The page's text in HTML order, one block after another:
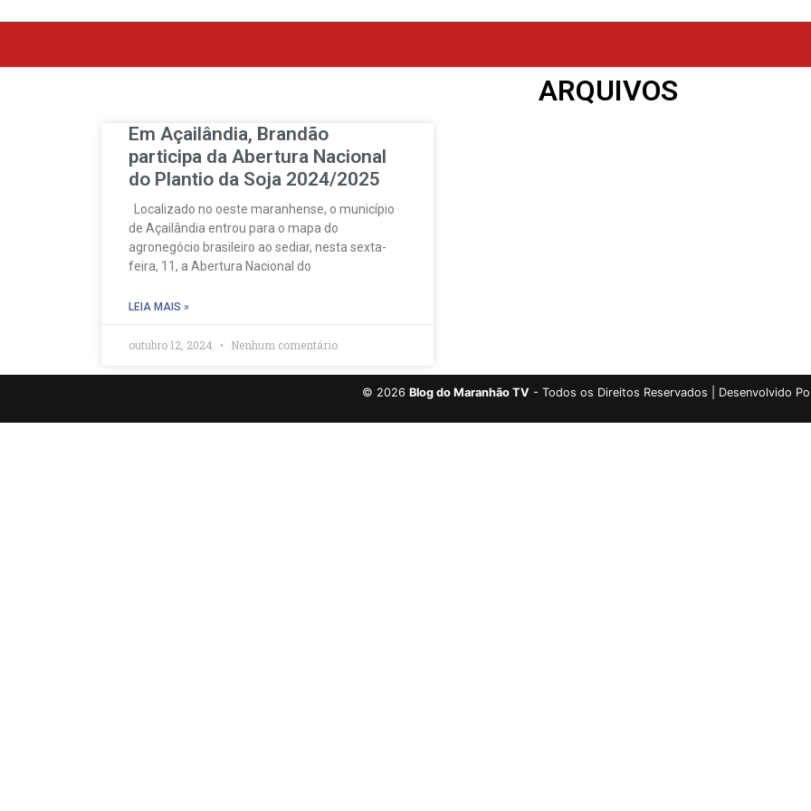
ARQUIVOS
Em Açailândia, Brandão
participa da Abertura Nacional
do Plantio da Soja 2024/2025
Localizado no oeste maranhense, o município
de Açailândia entrou para o mapa do
agronegócio brasileiro ao sediar, nesta sexta-
feira, 11, a Abertura Nacional do
LEIA MAIS »
outubro 12, 2024 Nenhum comentário
© 2026 Blog do Maranhão TV - Todos os Direitos Reservados | Desenvolvido